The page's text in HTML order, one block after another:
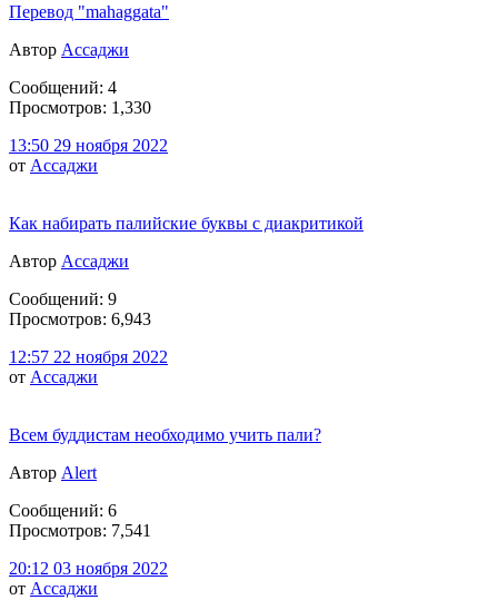
Перевод "mahaggata"
Автор Ассаджи
Сообщений: 4
Просмотров: 1,330
13:50 29 ноября 2022
от Ассаджи
Как набирать палийские буквы с диакритикой
Автор Ассаджи
Сообщений: 9
Просмотров: 6,943
12:57 22 ноября 2022
от Ассаджи
Всем буддистам необходимо учить пали?
Автор Alert
Сообщений: 6
Просмотров: 7,541
20:12 03 ноября 2022
от Ассаджи